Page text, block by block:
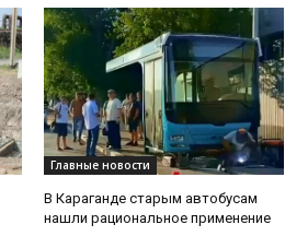
Главные новости
В Караганде старым автобусам
нашли рациональное применение